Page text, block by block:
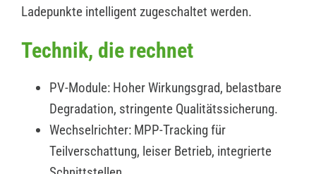
Ladepunkte intelligent zugeschaltet werden.
Technik, die rechnet
PV-Module: Hoher Wirkungsgrad, belastbare
Degradation, stringente Qualitätssicherung.
Wechselrichter: MPP-Tracking für
Teilverschattung, leiser Betrieb, integrierte